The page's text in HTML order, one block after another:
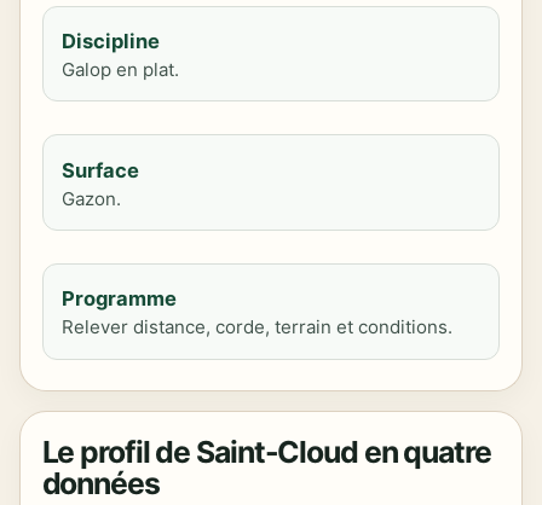
Discipline
Galop en plat.
Surface
Gazon.
Programme
Relever distance, corde, terrain et conditions.
Le profil de Saint-Cloud en quatre
données